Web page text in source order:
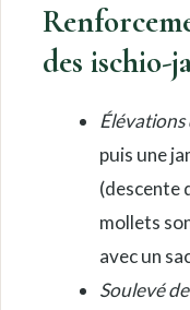
des ischio-
Élévations
puis une
(descente
mollets
avec un
Soulevé